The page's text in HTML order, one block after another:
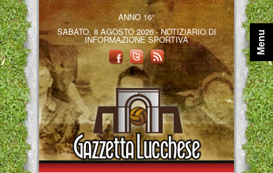
ANNO 16°
SABATO, 8 AGOSTO 2026 - NOTIZIARIO DI
INFORMAZIONE SPORTIVA Menu